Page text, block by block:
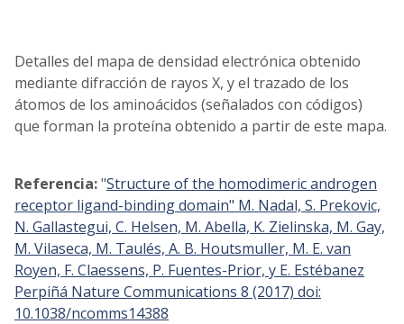
Detalles del mapa de densidad electrónica obtenido
mediante difracción de rayos X, y el trazado de los
átomos de los aminoácidos (señalados con códigos)
que forman la proteína obtenido a partir de este mapa.
Referencia:"Structure of the homodimeric androgen
receptor ligand-binding domain" M. Nadal, S. Prekovic,
N. Gallastegui, C. Helsen, M. Abella, K. Zielinska, M. Gay,
M. Vilaseca, M. Taulés, A. B. Houtsmuller, M. E. van
Royen, F. Claessens, P. Fuentes-Prior, y E. Estébanez
Perpiñá Nature Communications 8 (2017) doi:
10.1038/ncomms14388